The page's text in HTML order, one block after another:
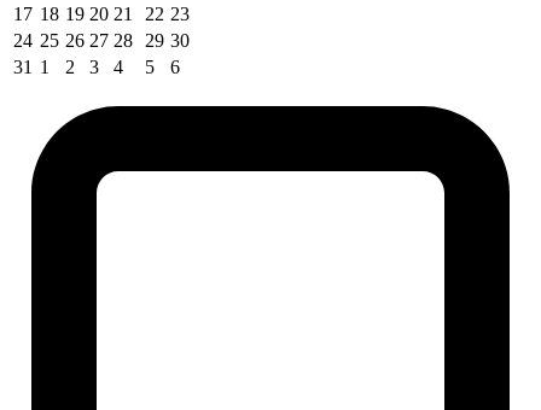
17 18 19 20 21 22 23
24 25 26 27 28 29 30
31 1 2 3 4 5 6